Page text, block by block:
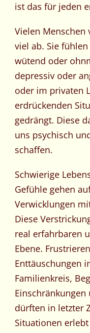
ist das für jeden
Vielen Menschen
viel ab. Sie
wütend oder
depressiv oder
oder im privaten
erdrückenden
gedrängt. Diese
uns psychisch
schaffen.
Schwierige
Gefühle gehen
Verwicklungen
Diese
real erfahrbaren
Ebene.
Enttäuschungen
Familienkreis,
dürften in letzter
Situationen